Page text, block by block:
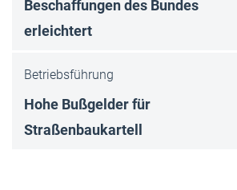
Beschaffungen des Bundes
erleichtert
Betriebsführung
Hohe Bußgelder für
Straßenbaukartell